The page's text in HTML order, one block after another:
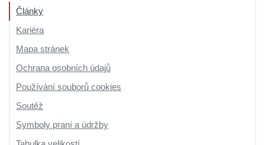
Články
Kariéra
Mapa stránek
Ochrana osobních údajů
Používání souborů cookies
Soutěž
Symboly praní a údržby